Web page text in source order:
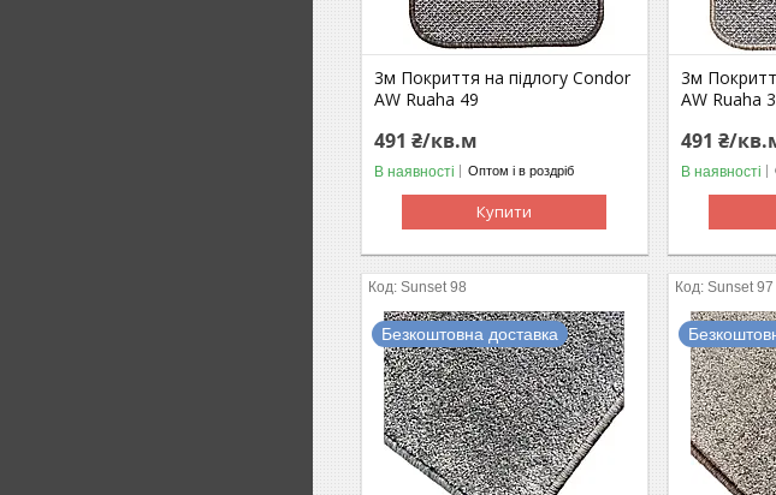
3м Покриття на підлогу Condor
AW Ruaha 49
491 ₴/кв.м
В наявності Оптом і в роздріб
Купити
3м
AW Ruaha
491 ₴/
В наявності
Sunset 98
Безкоштовна доставка
Sunset 97